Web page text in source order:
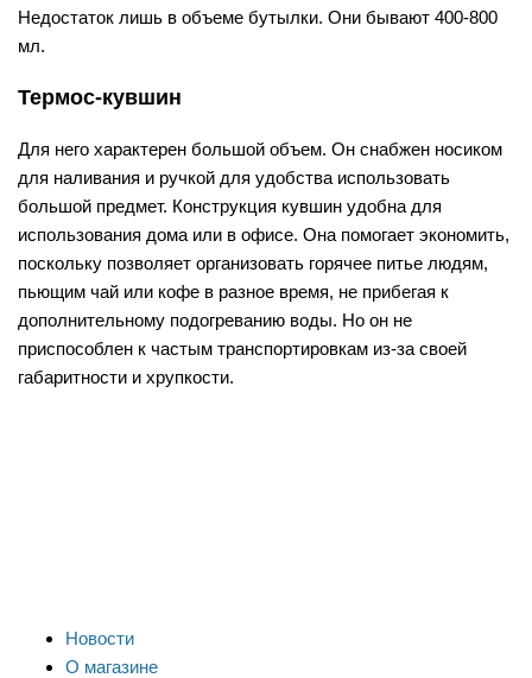
Недостаток лишь в объеме бутылки. Они бывают 400-800
мл.
Термос-кувшин
Для него характерен большой объем. Он снабжен носиком
для наливания и ручкой для удобства использовать
большой предмет. Конструкция кувшин удобна для
использования дома или в офисе. Она помогает экономить,
поскольку позволяет организовать горячее питье людям,
пьющим чай или кофе в разное время, не прибегая к
дополнительному подогреванию воды. Но он не
приспособлен к частым транспортировкам из-за своей
габаритности и хрупкости.
Новости
О магазине